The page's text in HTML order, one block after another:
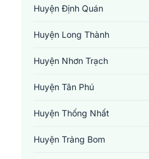
họ đối với khách hàng. Tại
tôn trọng quy trình và chất lượng,
Huyện Định Quán
Huyện Long Thành
Huyện Nhơn Trạch
Huyện Tân Phú
Huyện Thống Nhất
Huyện Trảng Bom